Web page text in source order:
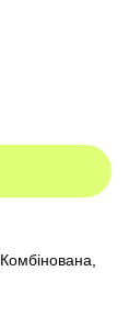
Комбінована,